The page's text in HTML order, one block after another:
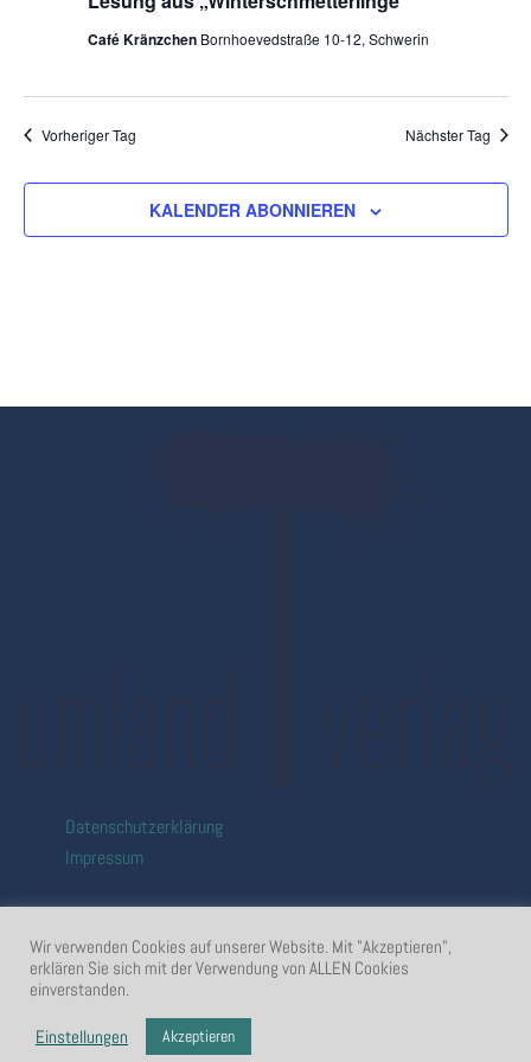
Café Kränzchen Bornhoevedstraße 10-12, Schwerin
Vorheriger Tag Nächster Tag
KALENDER ABONNIEREN
Datenschutzerklärung
Impressum
© 2026 umland verlag
Wir verwenden Cookies auf unserer Website. Mit "Akzeptieren",
erklären Sie sich mit der Verwendung von ALLEN Cookies
einverstanden.
Einstellungen Akzeptieren